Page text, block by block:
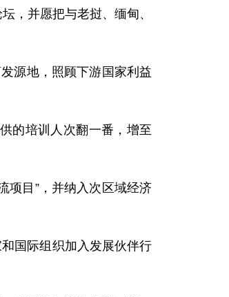
，并愿把与老挝、缅甸、
源地，照顾下游国家利益
的培训人次翻一番，增至
目”，并纳入次区域经济
国际组织加入发展伙伴行